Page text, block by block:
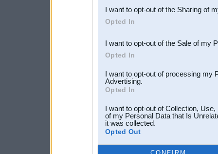
Downstream Participants
third parties.
I want to opt-out of the Sharing of
Opted In
I want to opt-out of the Sale of my
Opted In
I want to opt-out of processing my
Advertising.
Opted In
I want to opt-out of Collection,
of my Personal Data that Is
it was collected.
Opted Out